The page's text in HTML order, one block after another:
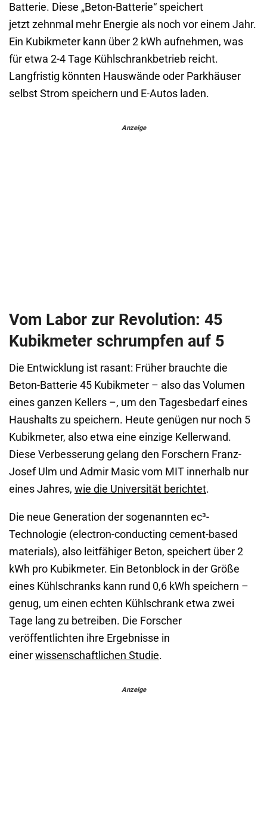
Batterie. Diese „Beton-Batterie“ speichert
jetzt zehnmal mehr Energie als noch vor einem Jahr.
Ein Kubikmeter kann über 2 kWh aufnehmen, was
für etwa 2-4 Tage Kühlschrankbetrieb reicht.
Langfristig könnten Hauswände oder Parkhäuser
selbst Strom speichern und E-Autos laden.
Anzeige
Vom Labor zur Revolution: 45
Kubikmeter schrumpfen auf 5
Die Entwicklung ist rasant: Früher brauchte die
Beton-Batterie 45 Kubikmeter – also das Volumen
eines ganzen Kellers –, um den Tagesbedarf eines
Haushalts zu speichern. Heute genügen nur noch 5
Kubikmeter, also etwa eine einzige Kellerwand.
Diese Verbesserung gelang den Forschern Franz-
Josef Ulm und Admir Masic vom MIT innerhalb nur
eines Jahres, wie die Universität berichtet.
Die neue Generation der sogenannten ec³-
Technologie (electron-conducting cement-based
materials), also leitfähiger Beton, speichert über 2
kWh pro Kubikmeter. Ein Betonblock in der Größe
eines Kühlschranks kann rund 0,6 kWh speichern –
genug, um einen echten Kühlschrank etwa zwei
Tage lang zu betreiben. Die Forscher
veröffentlichten ihre Ergebnisse in
einer wissenschaftlichen Studie.
Anzeige